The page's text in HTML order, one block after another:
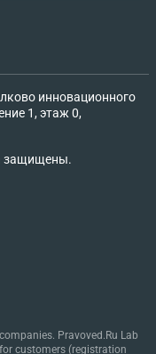
инновационного
1, этаж 0,
защищены.
Pravoved.Ru Lab
customers (registration